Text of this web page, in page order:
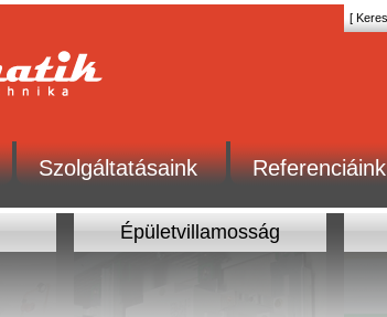
Szolgáltatásaink Referenciáink
Épületvillamosság